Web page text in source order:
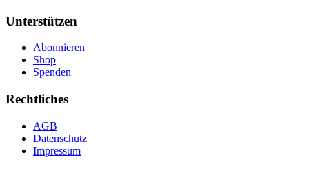
Unterstützen
Abonnieren
Shop
Spenden
Rechtliches
AGB
Datenschutz
Impressum